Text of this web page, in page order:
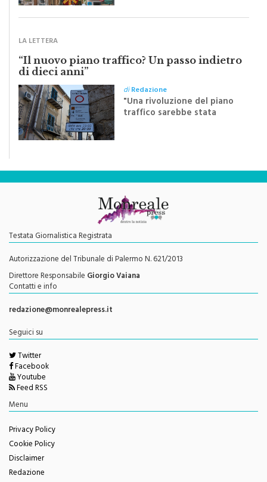
“Il nuovo piano traffico? Un passo indietro
di dieci anni”
"Una rivoluzione del piano
traffico sarebbe stata
efficace se preceduta da
una rivoluzione culturale"
Testata Giornalistica Registrata
Autorizzazione del Tribunale di Palermo N. 621/2013
Direttore ResponsabileGiorgio Vaiana
Contatti e info
redazione@monrealepress.it
Twitter
Facebook
Youtube
Feed RSS
Menu
Privacy Policy
Cookie Policy
Disclaimer
Redazione
Change privacy settings